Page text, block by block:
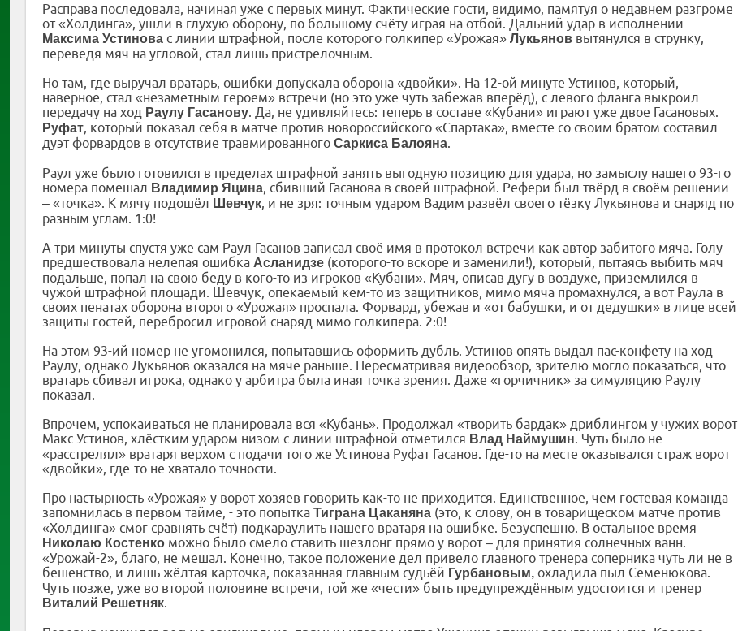
Расправа последовала, начиная уже с первых минут. Фактические гости, видимо, памятуя о недавнем разгроме
от «Холдинга», ушли в глухую оборону, по большому счёту играя на отбой. Дальний удар в исполнении
Максима Устинова с линии штрафной, после которого голкипер «Урожая» Лукьянов вытянулся в струнку,
переведя мяч на угловой, стал лишь пристрелочным.
Но там, где выручал вратарь, ошибки допускала оборона «двойки». На 12-ой минуте Устинов, который,
наверное, стал «незаметным героем» встречи (но это уже чуть забежав вперёд), с левого фланга выкроил
передачу на ход Раулу Гасанову. Да, не удивляйтесь: теперь в составе «Кубани» играют уже двое Гасановых.
Руфат, который показал себя в матче против новороссийского «Спартака», вместе со своим братом составил
дуэт форвардов в отсутствие травмированного Саркиса Балояна.
Раул уже было готовился в пределах штрафной занять выгодную позицию для удара, но замыслу нашего 93-го
номера помешал Владимир Яцина, сбивший Гасанова в своей штрафной. Рефери был твёрд в своём решении
– «точка». К мячу подошёл Шевчук, и не зря: точным ударом Вадим развёл своего тёзку Лукьянова и снаряд по
разным углам. 1:0!
А три минуты спустя уже сам Раул Гасанов записал своё имя в протокол встречи как автор забитого мяча. Голу
предшествовала нелепая ошибка Асланидзе (которого-то вскоре и заменили!), который, пытаясь выбить мяч
подальше, попал на свою беду в кого-то из игроков «Кубани». Мяч, описав дугу в воздухе, приземлился в
чужой штрафной площади. Шевчук, опекаемый кем-то из защитников, мимо мяча промахнулся, а вот Раула в
своих пенатах оборона второго «Урожая» проспала. Форвард, убежав и «от бабушки, и от дедушки» в лице всей
защиты гостей, перебросил игровой снаряд мимо голкипера. 2:0!
На этом 93-ий номер не угомонился, попытавшись оформить дубль. Устинов опять выдал пас-конфету на ход
Раулу, однако Лукьянов оказался на мяче раньше. Пересматривая видеообзор, зрителю могло показаться, что
вратарь сбивал игрока, однако у арбитра была иная точка зрения. Даже «горчичник» за симуляцию Раулу
показал.
Впрочем, успокаиваться не планировала вся «Кубань». Продолжал «творить бардак» дриблингом у чужих ворот
Макс Устинов, хлёстким ударом низом с линии штрафной отметился Влад Наймушин. Чуть было не
«расстрелял» вратаря верхом с подачи того же Устинова Руфат Гасанов. Где-то на месте оказывался страж ворот
«двойки», где-то не хватало точности.
Про настырность «Урожая» у ворот хозяев говорить как-то не приходится. Единственное, чем гостевая команда
запомнилась в первом тайме, - это попытка Тиграна Цаканяна (это, к слову, он в товарищеском матче против
«Холдинга» смог сравнять счёт) подкараулить нашего вратаря на ошибке. Безуспешно. В остальное время
Николаю Костенко можно было смело ставить шезлонг прямо у ворот – для принятия солнечных ванн.
«Урожай-2», благо, не мешал. Конечно, такое положение дел привело главного тренера соперника чуть ли не в
бешенство, и лишь жёлтая карточка, показанная главным судьёй Гурбановым, охладила пыл Семенюкова.
Чуть позже, уже во второй половине встречи, той же «чести» быть предупреждённым удостоится и тренер
Виталий Решетняк.